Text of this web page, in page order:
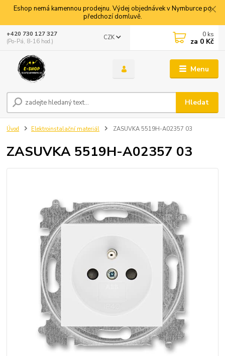
Eshop nemá kamennou prodejnu. Výdej objednávek v Nymburce po
předchozí domluvě.
Menu
CZK
Hledat
+420 730 127 327
(Po-Pá, 8-16 hod.)
0 ks
za 0 Kč
Úvod Elektroinstalační materiál ZASUVKA 5519H-A02357 03
ZASUVKA 5519H-A02357 03